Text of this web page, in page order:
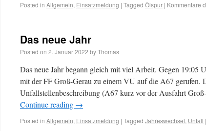
Posted in Allgemein, Einsatzmeldung | Tagged Ölspur | Kommentare
Das neue Jahr
Posted on 2. Januar 2022 byThomas
Das neue Jahr begann gleich mit viel Arbeit. Gegen 19:05
mit der FF Groß-Gerau zu einem VU auf die A67 gerufen.
Unfallstellenbeschreibung (A67 kurz vor der Ausfahrt
Continue reading →
Posted in Allgemein, Einsatzmeldung | Tagged Jahreswechsel, Unfall |